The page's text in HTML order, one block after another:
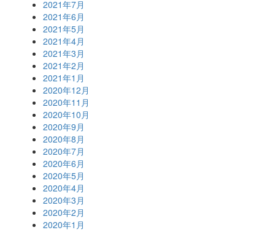
2021年7月
2021年6月
2021年5月
2021年4月
2021年3月
2021年2月
2021年1月
2020年12月
2020年11月
2020年10月
2020年9月
2020年8月
2020年7月
2020年6月
2020年5月
2020年4月
2020年3月
2020年2月
2020年1月